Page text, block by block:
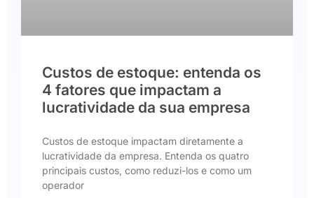
Custos de estoque: entenda os
4 fatores que impactam a
lucratividade da sua empresa
Custos de estoque impactam diretamente a
lucratividade da empresa. Entenda os quatro
principais custos, como reduzi-los e como um
operador